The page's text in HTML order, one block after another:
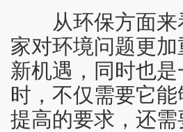
从环保方面来
家对环境问题更
新机遇，同时也
时，不仅需要它
提高的要求，还